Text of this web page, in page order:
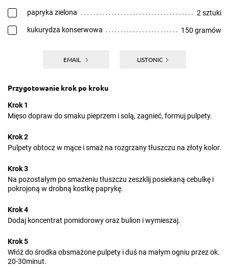
papryka zielona 2 sztuki
kukurydza konserwowa 150 gramów
EMAIL LISTONIC
Przygotowanie krok po kroku
Krok 1
Mięso dopraw do smaku pieprzem i solą, zagnieć, formuj pulpety.
Krok 2
Pulpety obtocz w mące i smaż na rozgrzany tłuszczu na złoty kolor.
Krok 3
Na pozostałym po smażeniu tłuszczu zeszklij posiekaną cebulkę i
pokrojoną w drobną kostkę paprykę.
Krok 4
Dodaj koncentrat pomidorowy oraz bulion i wymieszaj.
Krok 5
Włóż do środka obsmażone pulpety i duś na małym ogniu przez ok.
20-30minut.